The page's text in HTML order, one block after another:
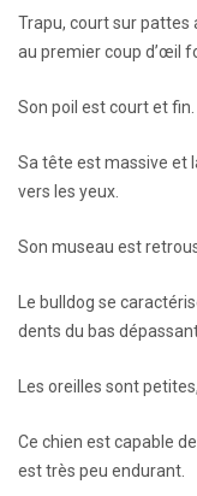
Trapu, court sur pattes
au premier coup d’œil
Son poil est court et fin.
Sa tête est massive et
vers les yeux.
Son museau est
Le bulldog se
dents du bas
Les oreilles sont
Ce chien est capable
est très peu endurant.